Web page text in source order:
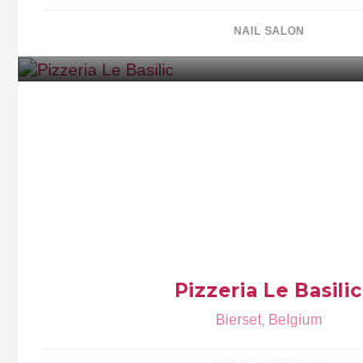
NAIL SALON
Pizzeria Le Basilic
Bierset, Belgium